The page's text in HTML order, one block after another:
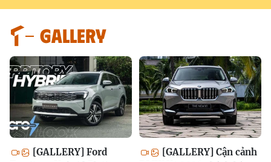
GALLERY
[GALLERY] Ford
[GALLERY] Cận cảnh